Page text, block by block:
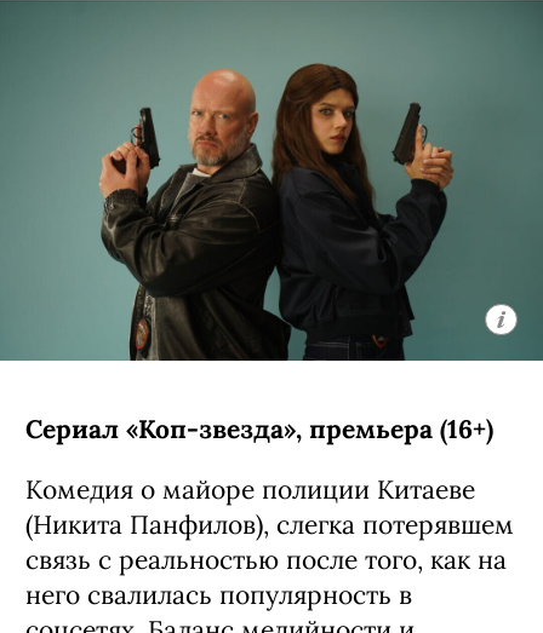
Сериал «Коп-звезда», премьера (16+)
Комедия о майоре полиции Китаеве
(Никита Панфилов), слегка потерявшем
связь с реальностью после того, как на
него свалилась популярность в